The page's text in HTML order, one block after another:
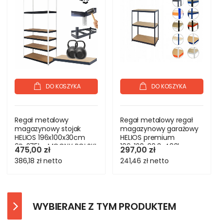
DO KOSZYKA
Regał metalowy
magazynowy stojak
HELIOS 196x100x30cm
6Px275kg MOCNY POLSKI
475,00 zł
386,18 złnetto
DO KOSZYKA
Regał metalowy regał
magazynowy garażowy
HELIOS premium
106x120x30 3x400kg
297,00 zł
241,46 złnetto
WYBIERANE Z TYM PRODUKTEM